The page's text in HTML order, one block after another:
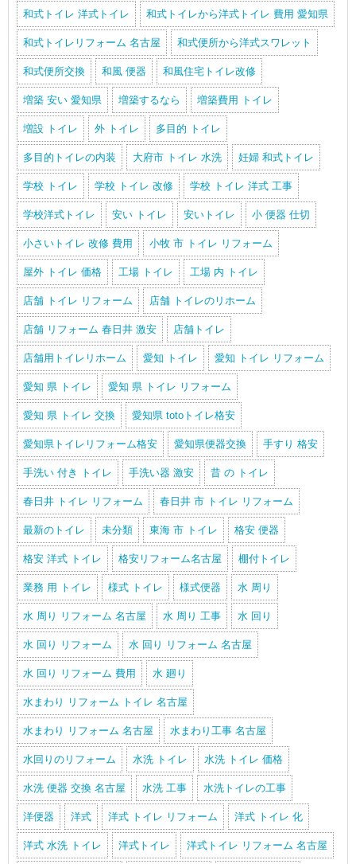
和式トイレ 洋式トイレ 和式トイレから洋式トイレ 費用 愛知県
和式トイレリフォーム 名古屋 和式便所から洋式スワレット
和式便所交換 和風 便器 和風住宅トイレ改修
増築 安い 愛知県 増築するなら 増築費用 トイレ
増設 トイレ 外 トイレ 多目的 トイレ
多目的トイレの内装 大府市 トイレ 水洗 妊婦 和式トイレ
学校 トイレ 学校 トイレ 改修 学校 トイレ 洋式 工事
学校洋式トイレ 安い トイレ 安いトイレ 小 便器 仕切
小さいトイレ 改修 費用 小牧 市 トイレ リフォーム
屋外 トイレ 価格 工場 トイレ 工場 内 トイレ
店舗 トイレ リフォーム 店舗 トイレのリホーム
店舗 リフォーム 春日井 激安 店舗トイレ
店舗用トイレリホーム 愛知 トイレ 愛知 トイレ リフォーム
愛知 県 トイレ 愛知 県 トイレ リフォーム
愛知 県 トイレ 交換 愛知県 totoトイレ格安
愛知県トイレリフォーム格安 愛知県便器交換 手すり 格安
手洗い 付き トイレ 手洗い器 激安 昔 の トイレ
春日井 トイレ リフォーム 春日井 市 トイレ リフォーム
最新のトイレ 未分類 東海 市 トイレ 格安 便器
格安 洋式 トイレ 格安リフォーム名古屋 棚付トイレ
業務 用 トイレ 様式 トイレ 様式便器 水 周り
水 周り リフォーム 名古屋 水 周り 工事 水 回り
水 回り リフォーム 水 回り リフォーム 名古屋
水 回り リフォーム 費用 水 廻り
水まわり リフォーム トイレ 名古屋
水まわり リフォーム 名古屋 水まわり工事 名古屋
水回りのリフォーム 水洗 トイレ 水洗 トイレ 価格
水洗 便器 交換 名古屋 水洗 工事 水洗トイレの工事
洋便器 洋式 洋式 トイレ リフォーム 洋式 トイレ 化
洋式 水洗 トイレ 洋式トイレ 洋式トイレ リフォーム 名古屋